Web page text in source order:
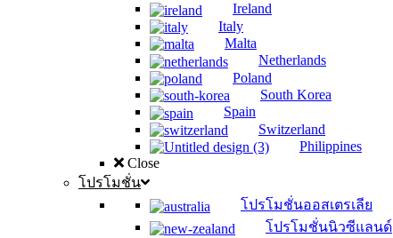
Ireland
Italy
Malta
Netherlands
Poland
South Korea
Spain
Switzerland
Philippines
Close
โปรโมชั่น
โปรโมชั่นออสเตรเลีย
โปรโมชั่นนิวซีแลนด์